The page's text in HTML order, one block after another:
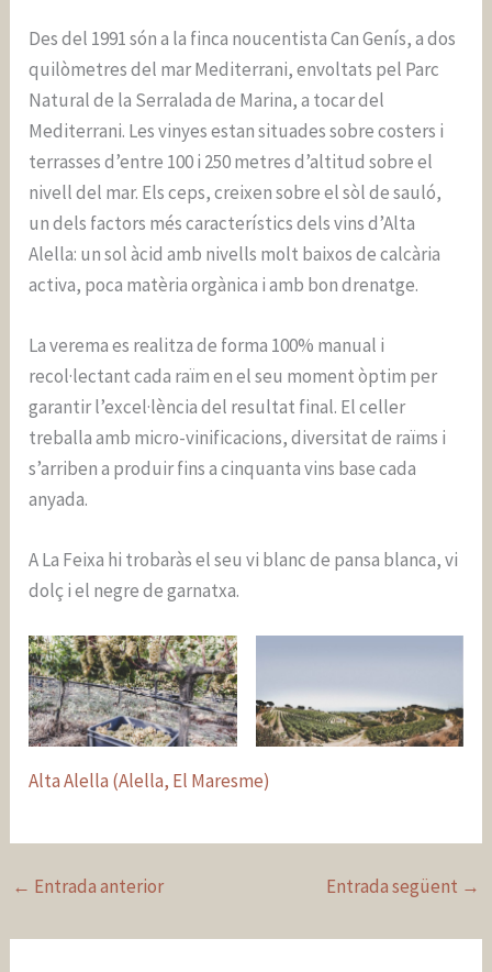
Des del 1991 són a la finca noucentista Can Genís, a dos
quilòmetres del mar Mediterrani, envoltats pel Parc
Natural de la Serralada de Marina, a tocar del
Mediterrani. Les vinyes estan situades sobre costers i
terrasses d’entre 100 i 250 metres d’altitud sobre el
nivell del mar. Els ceps, creixen sobre el sòl de sauló,
un dels factors més característics dels vins d’Alta
Alella: un sol àcid amb nivells molt baixos de calcària
activa, poca matèria orgànica i amb bon drenatge.
La verema es realitza de forma 100% manual i
recol·lectant cada raïm en el seu moment òptim per
garantir l’excel·lència del resultat final. El celler
treballa amb micro-vinificacions, diversitat de raïms i
s’arriben a produir fins a cinquanta vins base cada
anyada.
A La Feixa hi trobaràs el seu vi blanc de pansa blanca, vi
dolç i el negre de garnatxa.
Alta Alella (Alella, El Maresme)
← Entrada anterior Entrada següent →